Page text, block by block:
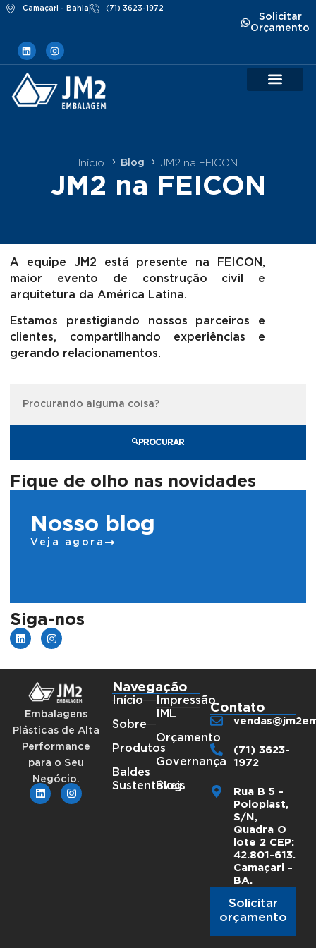
Camaçari - Bahia (71) 3623-1972
Solicitar
Orçamento
Início Blog JM2 na FEICON
JM2 na FEICON
A equipe JM2 está presente na FEICON,
maior evento de construção civil e
arquitetura da América Latina.
Estamos prestigiando nossos parceiros e
clientes, compartilhando experiências e
gerando relacionamentos.
PROCURAR
Fique de olho nas novidades
Nosso blog
Veja agora
Siga-nos
Embalagens
Plásticas de Alta
Performance
para o Seu
Negócio.
Navegação
Início
Sobre
Produtos
Baldes
Sustentáveis
Impressão
IML
Orçamento
Governança
Blog
Contato
(71) 3623-
1972
Rua B 5 -
Poloplast,
S/N,
Quadra O
lote 2 CEP:
42.801-613.
Camaçari -
BA.
Solicitar
orçamento